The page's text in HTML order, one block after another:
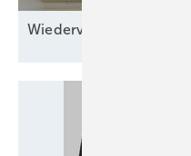
Wiederverwendung von